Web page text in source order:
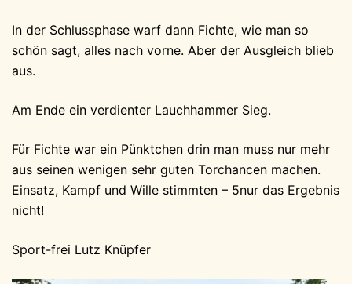
In der Schlussphase warf dann Fichte, wie man so
schön sagt, alles nach vorne. Aber der Ausgleich blieb
aus.
Am Ende ein verdienter Lauchhammer Sieg.
Für Fichte war ein Pünktchen drin man muss nur mehr
aus seinen wenigen sehr guten Torchancen machen.
Einsatz, Kampf und Wille stimmten – 5nur das Ergebnis
nicht!
Sport-frei Lutz Knüpfer